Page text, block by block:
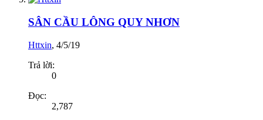
SÂN CẦU LÔNG QUY NHƠN
Httxin, 4/5/19
Trả lời:
0
Đọc:
2,787